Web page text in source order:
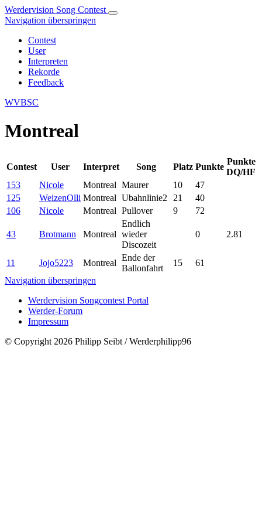
Werdervision Song Contest
Navigation überspringen
Contest
User
Interpreten
Rekorde
Feedback
WVBSC
Montreal
Contest User Interpret Song Platz Punkte
Punkte
DQ/HF
153
Nicole Montreal Maurer 10
47
125
WeizenOlli Montreal Ubahnlinie2 21
40
106
Nicole Montreal Pullover 9 72
43 Brotmann Montreal
Endlich
wieder
Discozeit
0 2.81
11 Jojo5223 Montreal
Ende der
Ballonfahrt
15
61
Navigation überspringen
Werdervision Songcontest Portal
Werder-Forum
Impressum
© Copyright 2026 Philipp Seibt / Werderphilipp96